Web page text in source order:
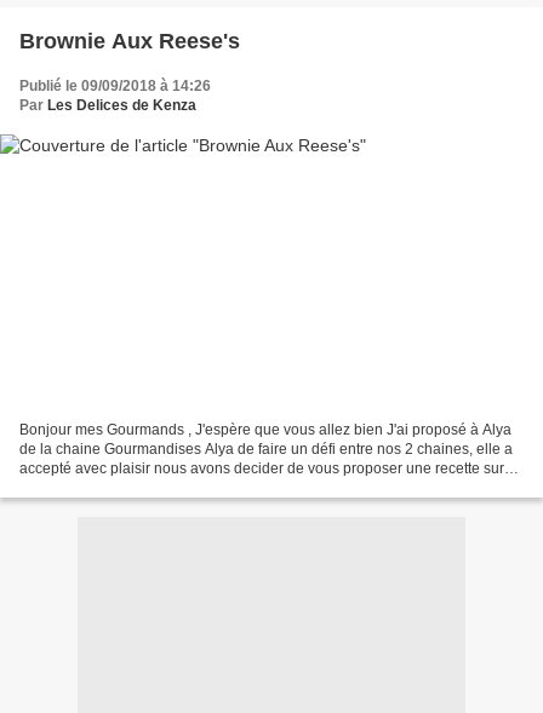
Brownie Aux Reese's
Publié le 09/09/2018 à 14:26
Par Les Delices de Kenza
Bonjour mes Gourmands , J'espère que vous allez bien J'ai proposé à Alya
de la chaine Gourmandises Alya de faire un défi entre nos 2 chaines, elle a
accepté avec plaisir nous avons decider de vous proposer une recette sur